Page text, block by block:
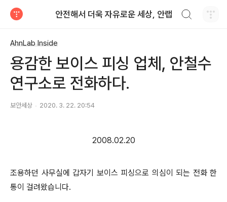
안전해서 더욱 자유로운 세상, 안랩
AhnLab Inside
용감한 보이스 피싱 업체, 안철수
연구소로 전화하다.
보안세상 2020. 3. 22. 20:54
2008.02.20
조용하던 사무실에 갑자기 보이스 피싱으로 의심이 되는 전화 한
통이 걸려왔습니다.